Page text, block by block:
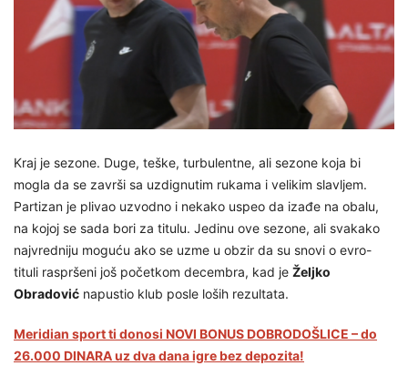
Kraj je sezone. Duge, teške, turbulentne, ali sezone koja bi
mogla da se završi sa uzdignutim rukama i velikim slavljem.
Partizan je plivao uzvodno i nekako uspeo da izađe na obalu,
na kojoj se sada bori za titulu. Jedinu ove sezone, ali svakako
najvredniju moguću ako se uzme u obzir da su snovi o evro-
tituli raspršeni još početkom decembra, kad je Željko
Obradović napustio klub posle loših rezultata.
Meridian sport ti donosi NOVI BONUS DOBRODOŠLICE – do
26.000 DINARA uz dva dana igre bez depozita!